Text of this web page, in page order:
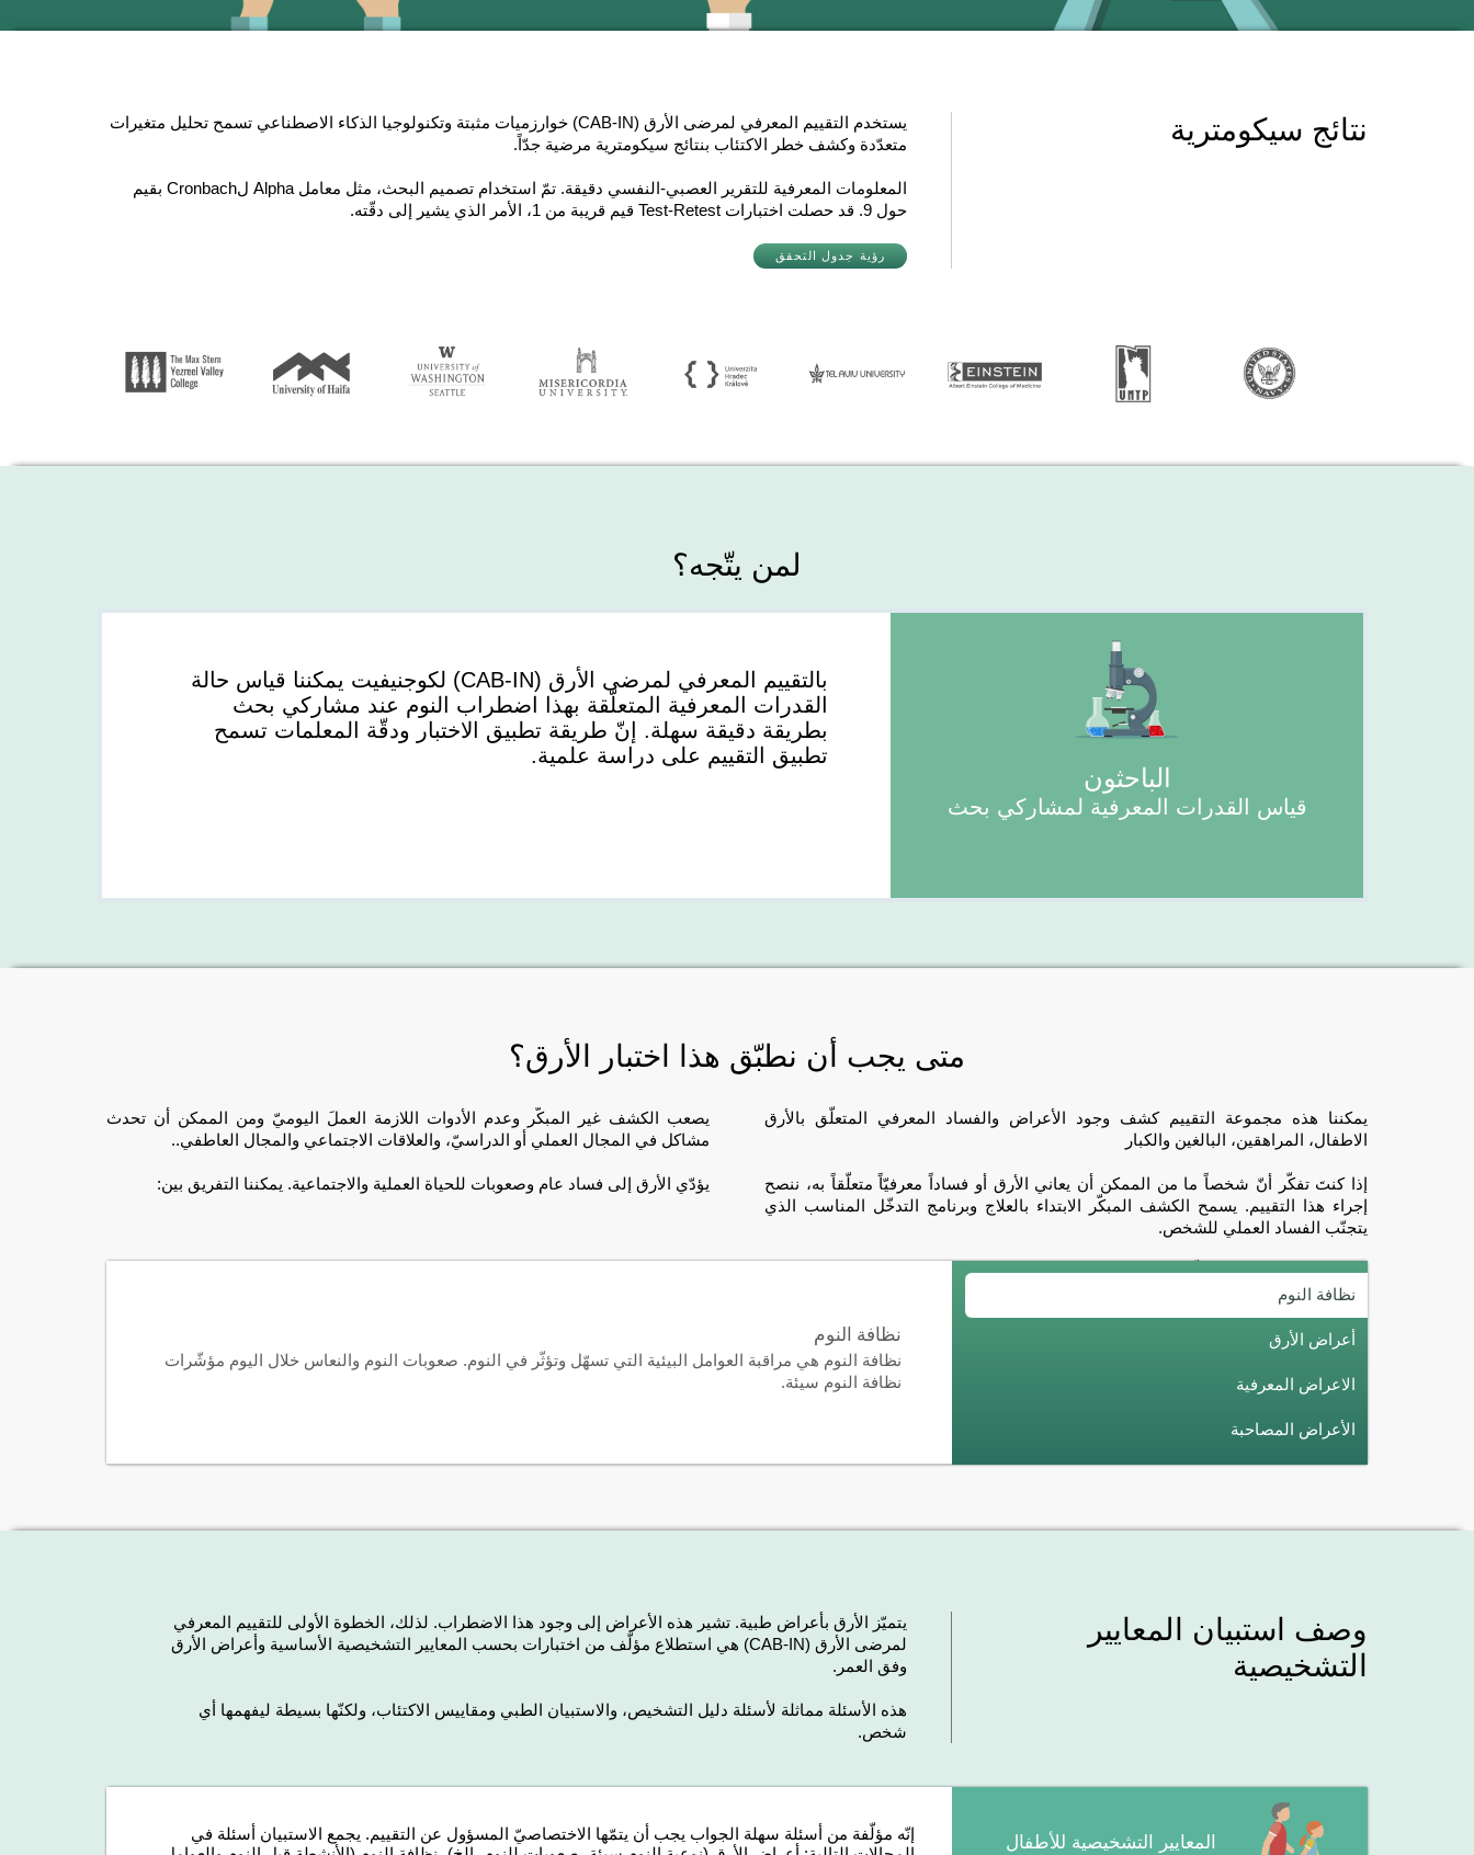
نتائج سيكومترية
يستخدم التقييم المعرفي لمرضى الأرق (CAB-IN) خوارزميات مثبتة وتكنولوجيا الذكاء الاصطناعي تسمح تحليل متغيرات
متعدّدة وكشف خطر الاكتئاب بنتائج سيكومترية مرضية جدّاً.
المعلومات المعرفية للتقرير العصبي-النفسي دقيقة. تمّ استخدام تصميم البحث، مثل معامل Alpha لCronbach بقيم
حول 9. قد حصلت اختبارات Test-Retest قيم قريبة من 1، الأمر الذي يشير إلى دقّته.
رؤية جدول التحقق
لمن يتّجه؟
الباحثون
قياس القدرات المعرفية لمشاركي بحث
بالتقييم المعرفي لمرضى الأرق (CAB-IN) لكوجنيفيت يمكننا قياس حالة
القدرات المعرفية المتعلّقة بهذا اضطراب النوم عند مشاركي بحث
بطريقة دقيقة سهلة. إنّ طريقة تطبيق الاختبار ودقّة المعلمات تسمح
تطبيق التقييم على دراسة علمية.
متى يجب أن نطبّق هذا اختبار الأرق؟
يمكننا هذه مجموعة التقييم كشف وجود الأعراض والفساد المعرفي المتعلّق بالأرق
الاطفال، المراهقين، البالغين والكبار
إذا كنتَ تفكّر أنّ شخصاً ما من الممكن أن يعاني الأرق أو فساداً معرفيّاً متعلّقاً به، ننصح
إجراء هذا التقييم. يسمح الكشف المبكّر الابتداء بالعلاج وبرنامج التدخّل المناسب الذي
يتجنّب الفساد العملي للشخص.
يصعب الكشف غير المبكّر وعدم الأدوات اللازمة العملَ اليوميّ ومن الممكن أن تحدث
مشاكل في المجال العملي أو الدراسيّ، والعلاقات الاجتماعي والمجال العاطفي..
يؤدّي الأرق إلى فساد عام وصعوبات للحياة العملية والاجتماعية. يمكننا التفريق بين:
نظافة النوم
أعراض الأرق
الاعراض المعرفية
الأعراض المصاحبة
نظافة النوم
نظافة النوم هي مراقبة العوامل البيئية التي تسهّل وتؤثّر في النوم. صعوبات النوم والنعاس خلال اليوم مؤشّرات
نظافة النوم سيئة.
وصف استبيان المعايير
التشخيصية
يتميّز الأرق بأعراض طبية. تشير هذه الأعراض إلى وجود هذا الاضطراب. لذلك، الخطوة الأولى للتقييم المعرفي
لمرضى الأرق (CAB-IN) هي استطلاع مؤلّف من اختبارات بحسب المعايير التشخيصية الأساسية وأعراض الأرق
وفق العمر.
هذه الأسئلة مماثلة لأسئلة دليل التشخيص، والاستبيان الطبي ومقاييس الاكتئاب، ولكنّها بسيطة ليفهمها أي
شخص.
المعايير التشخيصية للأطفال
إنّه مؤلّفة من أسئلة سهلة الجواب يجب أن يتمّها الاختصاصيّ المسؤول عن التقييم. يجمع الاستبيان أسئلة في